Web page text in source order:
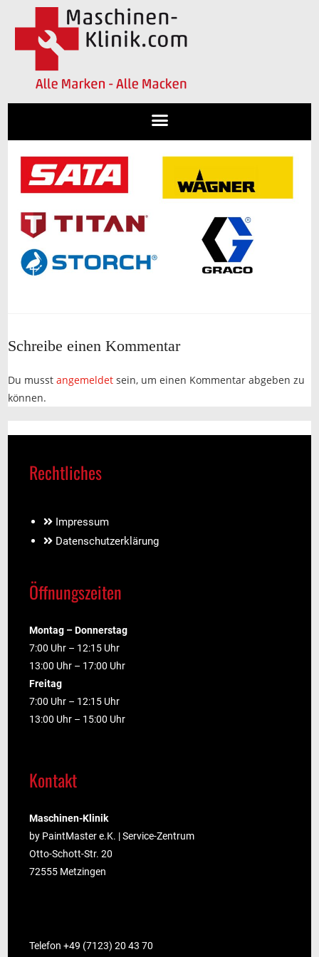
Schreibe einen Kommentar
Du musstangemeldet sein, um einen Kommentar abgeben zu
können.
Rechtliches
Impressum
Datenschutzerklärung
Öffnungszeiten
Montag – Donnerstag
7:00 Uhr – 12:15 Uhr
13:00 Uhr – 17:00 Uhr
Freitag
7:00 Uhr – 12:15 Uhr
13:00 Uhr – 15:00 Uhr
Kontakt
Maschinen-Klinik
by PaintMaster e.K. | Service-Zentrum
Otto-Schott-Str. 20
72555 Metzingen
Telefon +49 (7123) 20 43 70